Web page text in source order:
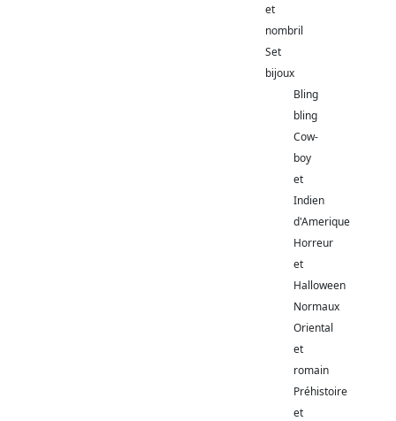
et
nombril
Set
bijoux
Bling
bling
Cow-
boy
et
Indien
d'Amerique
Horreur
et
Halloween
Normaux
Oriental
et
romain
Préhistoire
et